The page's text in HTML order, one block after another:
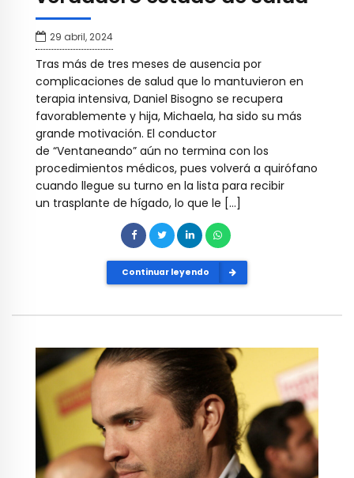
29 abril, 2024
Tras más de tres meses de ausencia por
complicaciones de salud que lo mantuvieron en
terapia intensiva, Daniel Bisogno se recupera
favorablemente y hija, Michaela, ha sido su más
grande motivación. El conductor
de “Ventaneando” aún no termina con los
procedimientos médicos, pues volverá a quirófano
cuando llegue su turno en la lista para recibir
un trasplante de hígado, lo que le […]
Continuar leyendo